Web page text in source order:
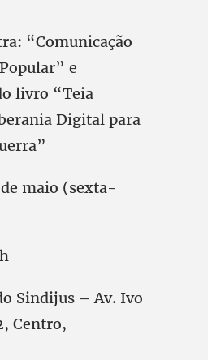
“Comunicação
e
livro “Teia
Digital para
maio (sexta-
Sindijus – Av. Ivo
Centro,